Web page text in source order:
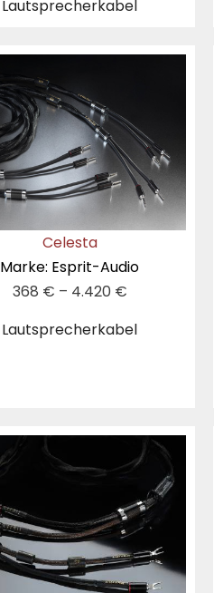
Lautsprecherkabel
Lautsprecherkabel
Celesta
Marke: Esprit-Audio
368 € – 4.420 €